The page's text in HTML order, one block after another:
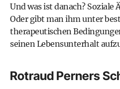
Und was ist danach? Soziale
Oder gibt man ihm unter
therapeutischen
seinen Lebensunterhalt
Rotraud Perners